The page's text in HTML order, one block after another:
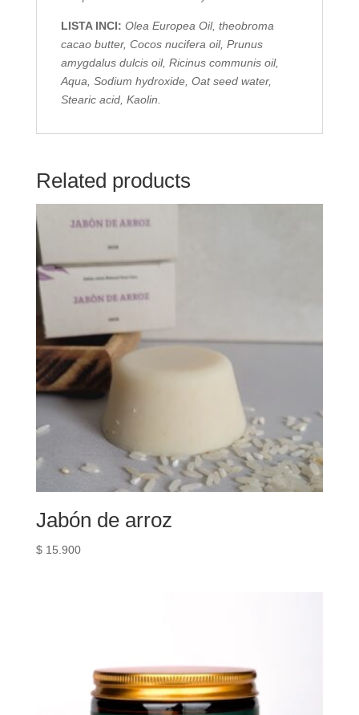
LISTA INCI: Olea Europea Oil, theobroma
cacao butter, Cocos nucifera oil, Prunus
amygdalus dulcis oil, Ricinus communis oil,
Aqua, Sodium hydroxide, Oat seed water,
Stearic acid, Kaolin.
Related products
Jabón de arroz
$15.900